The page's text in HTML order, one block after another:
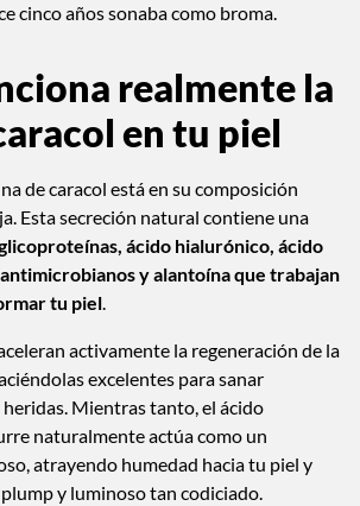
cinco años sonaba como broma.
realmente la
en tu piel
de caracol está en su composición
Esta secreción natural contiene una
ácido hialurónico, ácido
y alantoína que trabajan
tu piel.
activamente la regeneración de la
excelentes para sanar
heridas. Mientras tanto, el ácido
naturalmente actúa como un
atrayendo humedad hacia tu piel y
y luminoso tan codiciado.